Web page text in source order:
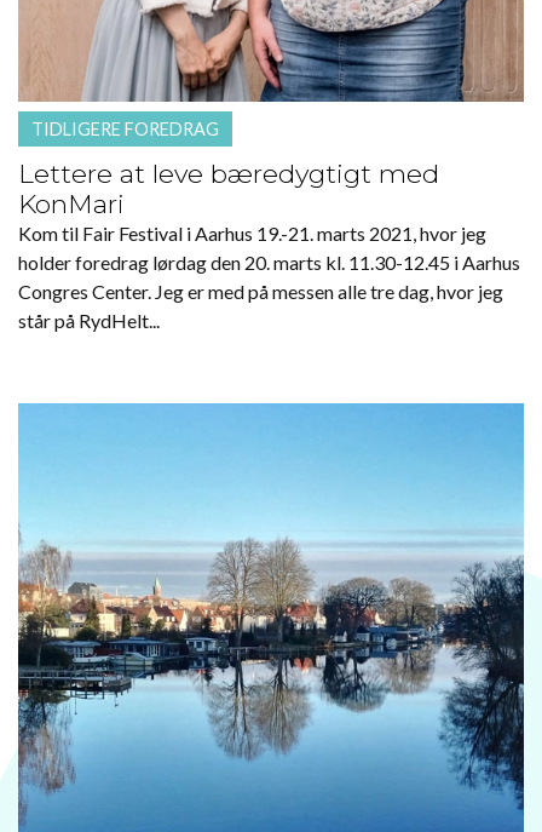
TIDLIGERE FOREDRAG
Lettere at leve bæredygtigt med
KonMari
Kom til Fair Festival i Aarhus 19.-21. marts 2021, hvor jeg
holder foredrag lørdag den 20. marts kl. 11.30-12.45 i Aarhus
Congres Center. Jeg er med på messen alle tre dag, hvor jeg
står på RydHelt...